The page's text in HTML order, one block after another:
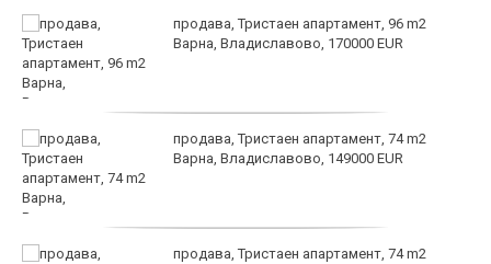
продава, Тристаен апартамент, 96 m2
Варна, Владиславово, 170000 EUR
продава, Тристаен апартамент, 74 m2
Варна, Владиславово, 149000 EUR
продава, Тристаен апартамент, 74 m2